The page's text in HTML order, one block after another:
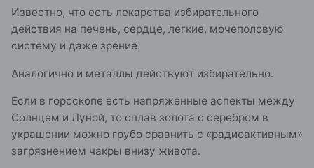
Известно, что есть лекарства избирательного
действия на печень, сердце, легкие, мочеполовую
систему и даже зрение.
Аналогично и металлы действуют избирательно.
Если в гороскопе есть напряженные аспекты между
Солнцем и Луной, то сплав золота с серебром в
украшении можно грубо сравнить с «радиоактивным»
загрязнением чакры внизу живота.